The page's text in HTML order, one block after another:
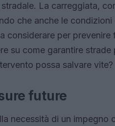
La carreggiata,
che anche le condizioni
considerare per prevenire
su come garantire strade
possa salvare vite?
future
necessità di un impegno